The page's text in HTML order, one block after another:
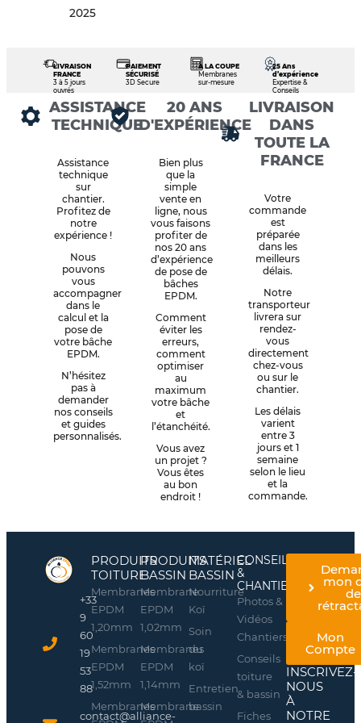
2025
LIVRAISON
FRANCE
3 à 5 jours
ouvrés
PAIEMENT
SÉCURISÉ
3D Secure
À LA COUPE
Membranes
sur-mesure
25 Ans
d’expérience
Expertise &
Conseils
ASSISTANCE
TECHNIQUE
Assistance
technique
sur
chantier.
Profitez de
notre
expérience !
Nous
pouvons
vous
accompagner
dans le
calcul et la
pose de
votre bâche
EPDM.
N’hésitez
pas à
demander
nos conseils
et guides
personnalisés.
20 ANS
D'EXPÉRIENCE
Bien plus
que la
simple
vente en
ligne, nous
vous faisons
profiter de
nos 20 ans
d’expérience
de pose de
bâches
EPDM.
Comment
éviter les
erreurs,
comment
optimiser
au
maximum
votre bâche
et
l’étanchéité.
Vous avez
un projet ?
Vous êtes
au bon
endroit !
LIVRAISON
DANS
TOUTE LA
FRANCE
Votre
commande
est
préparée
dans les
meilleurs
délais.
Notre
transporteur
livrera sur
rendez-
vous
directement
chez-vous
ou sur le
chantier.
Les délais
varient
entre 3
jours et 1
semaine
selon le lieu
et la
commande.
+33
9
60
19
53
88
contact@alliance-
PRODUITS
TOITURE
Membranes
EPDM
1,20mm
Membranes
EPDM
1,52mm
Membranes
PRODUITS
BASSIN
Membrane
EPDM
1,02mm
Membranes
EPDM
1,14mm
Membrane
MATÉRIEL
BASSIN
Nourriture
Koï
Soin
du
koï
Entretien
bassin
CONSEILS
&
CHANTIERS
Photos &
Vidéos
Chantiers
Conseils
toiture
& bassin
Fiches
mon
de
Mon
Compte
INSCRIVEZ-
NOUS
À
NOTRE